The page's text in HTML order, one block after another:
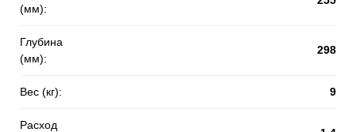
(мм):
Глубина
(мм):
298
Вес (кг): 9
Расход